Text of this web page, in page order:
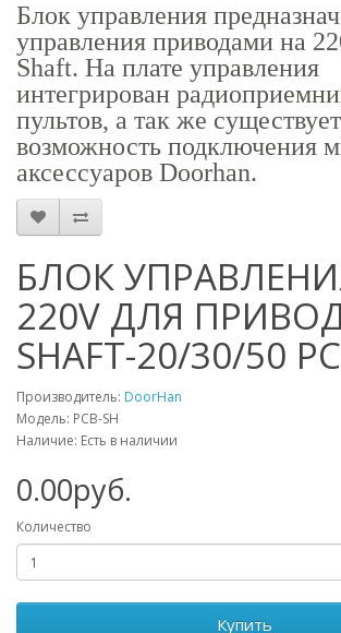
Блок управления
управления приводами на
Shaft. На плате управления
интегрирован
пультов, а так же существует
возможность подключения
аксессуаров Doorhan.
БЛОК
220V ДЛЯ
SHAFT-20/30/50
Производитель: DoorHan
Модель: PCB-SH
Наличие: Есть в наличии
0.00руб.
Количество
Купить